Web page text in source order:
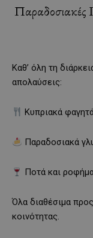
Παραδοσιακές
Καθ’ όλη τη
απολαύσεις:
Κυπριακά
Παραδοσιακά
Ποτά και
Όλα διαθέσιμα
κοινότητας.